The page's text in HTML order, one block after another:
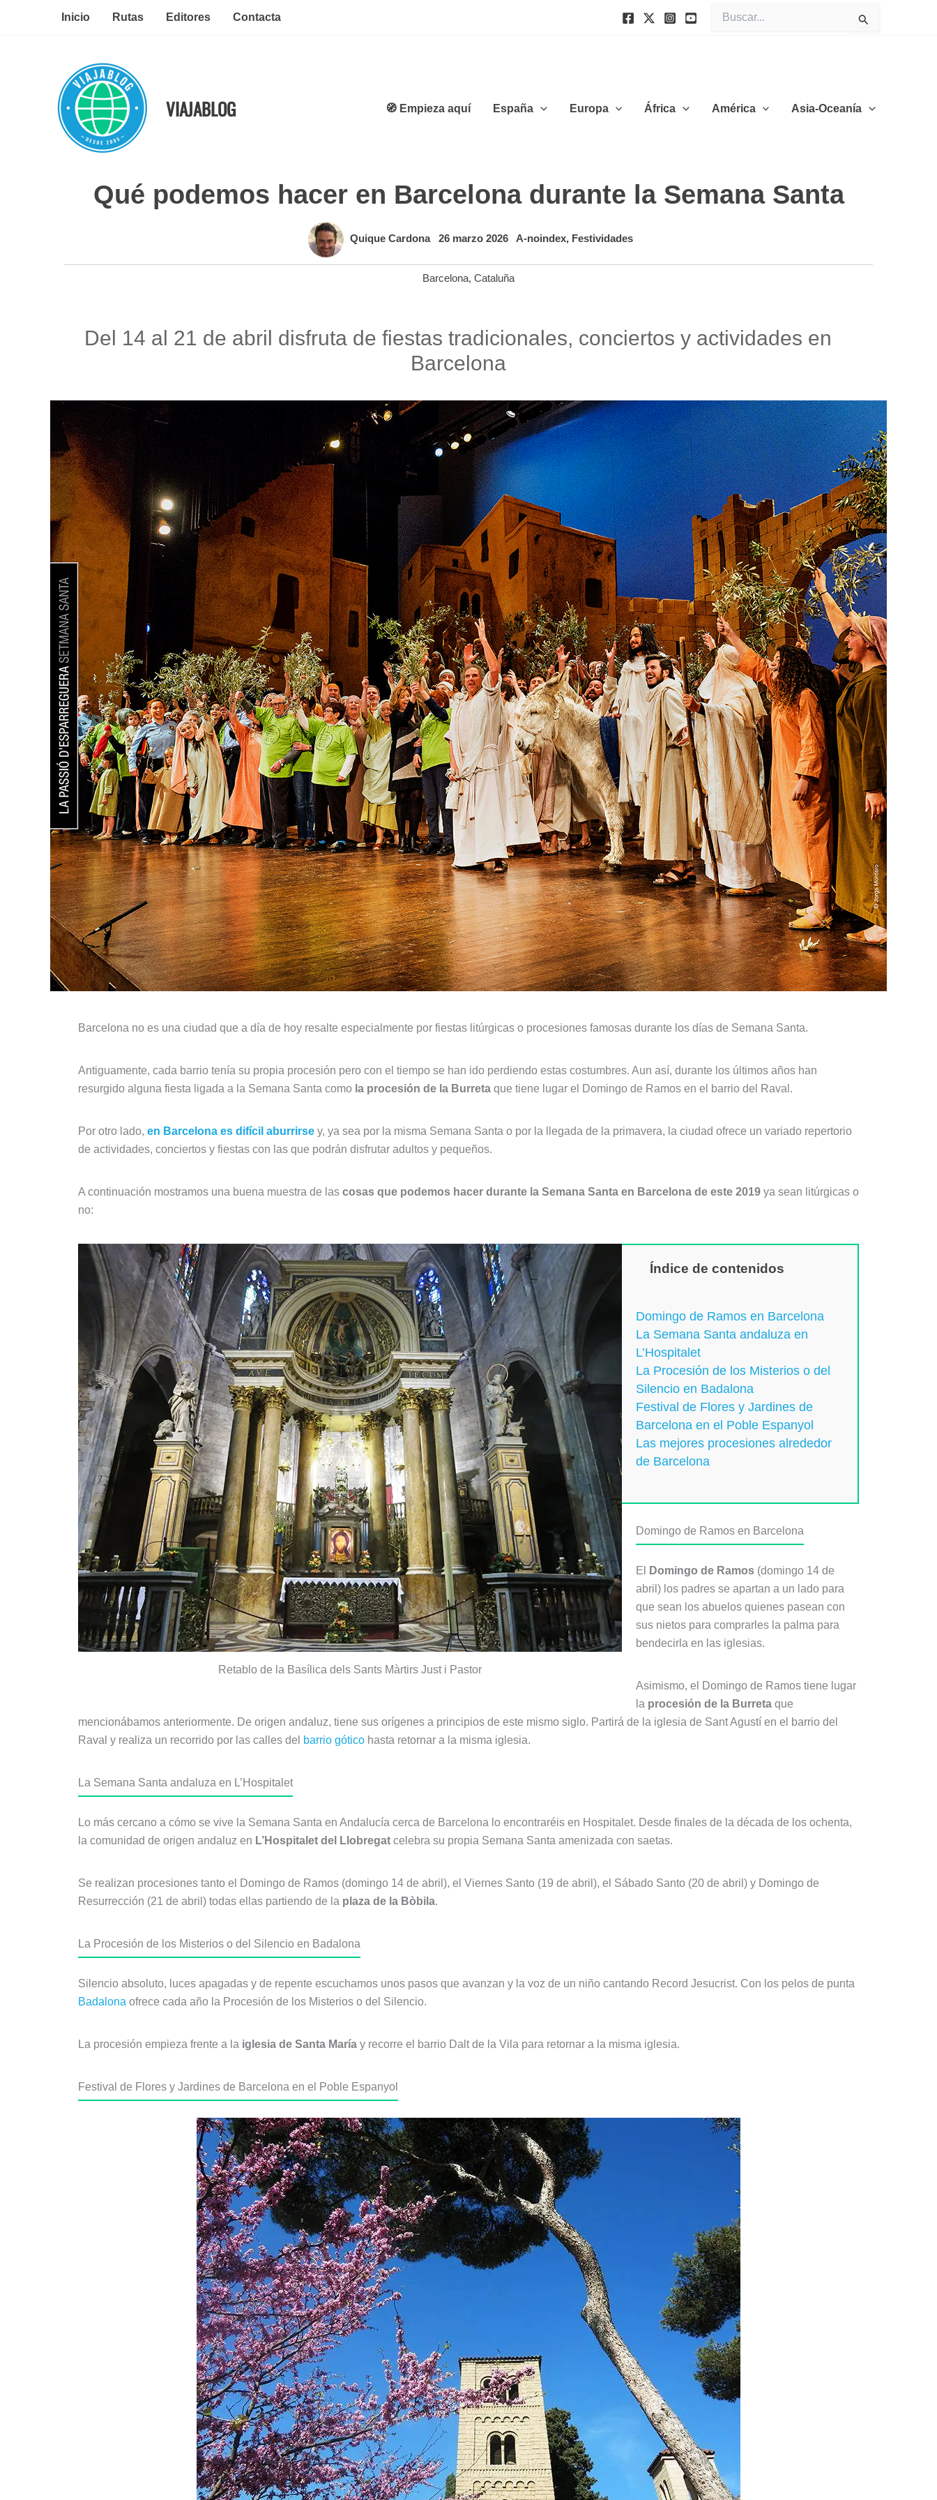
Inicio Rutas Editores Contacta
por:
VIAJABLOG 🧭 Empieza aquí España Europa África América Asia-Oceanía
Qué podemos hacer en Barcelona durante la Semana Santa
Quique Cardona 26 marzo 2026 A-noindex, Festividades
Barcelona, Cataluña
Del 14 al 21 de abril disfruta de fiestas tradicionales, conciertos y actividades en
Barcelona
Barcelona no es una ciudad que a día de hoy resalte especialmente por fiestas litúrgicas o procesiones famosas durante los días de Semana Santa.
Antiguamente, cada barrio tenía su propia procesión pero con el tiempo se han ido perdiendo estas costumbres. Aun así, durante los últimos años han
resurgido alguna fiesta ligada a la Semana Santa como la procesión de la Burreta que tiene lugar el Domingo de Ramos en el barrio del Raval.
Por otro lado, en Barcelona es difícil aburrirse y, ya sea por la misma Semana Santa o por la llegada de la primavera, la ciudad ofrece un variado repertorio
de actividades, conciertos y fiestas con las que podrán disfrutar adultos y pequeños.
A continuación mostramos una buena muestra de las cosas que podemos hacer durante la Semana Santa en Barcelona de este 2019 ya sean litúrgicas o
no:
Retablo de la Basílica dels Sants Màrtirs Just i Pastor
Índice de contenidos
Domingo de Ramos en Barcelona
La Semana Santa andaluza en
L’Hospitalet
La Procesión de los Misterios o del
Silencio en Badalona
Festival de Flores y Jardines de
Barcelona en el Poble Espanyol
Las mejores procesiones alrededor
de Barcelona
Domingo de Ramos en Barcelona
El Domingo de Ramos (domingo 14 de
abril) los padres se apartan a un lado para
que sean los abuelos quienes pasean con
sus nietos para comprarles la palma para
bendecirla en las iglesias.
Asimismo, el Domingo de Ramos tiene lugar
la procesión de la Burreta que
mencionábamos anteriormente. De origen andaluz, tiene sus orígenes a principios de este mismo siglo. Partirá de la iglesia de Sant Agustí en el barrio del
Raval y realiza un recorrido por las calles del
barrio gótico hasta retornar a la misma iglesia.
La Semana Santa andaluza en L’Hospitalet
Lo más cercano a cómo se vive la Semana Santa en Andalucía cerca de Barcelona lo encontraréis en Hospitalet. Desde finales de la década de los ochenta,
la comunidad de origen andaluz en L’Hospitalet del Llobregat celebra su propia Semana Santa amenizada con saetas.
Se realizan procesiones tanto el Domingo de Ramos (domingo 14 de abril), el Viernes Santo (19 de abril), el Sábado Santo (20 de abril) y Domingo de
Resurrección (21 de abril) todas ellas partiendo de la plaza de la Bòbila.
La Procesión de los Misterios o del Silencio en Badalona
Silencio absoluto, luces apagadas y de repente escuchamos unos pasos que avanzan y la voz de un niño cantando Record Jesucrist. Con los pelos de punta
Badalona ofrece cada año la Procesión de los Misterios o del Silencio.
La procesión empieza frente a la iglesia de Santa María y recorre el barrio Dalt de la Vila para retornar a la misma iglesia.
Festival de Flores y Jardines de Barcelona en el Poble Espanyol